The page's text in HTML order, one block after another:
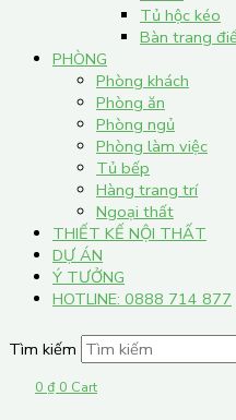
Tủ hộc kéo
Bàn trang
PHÒNG
Phòng khách
Phòng ăn
Phòng ngủ
Phòng làm việc
Tủ bếp
Hàng trang trí
Ngoại thất
THIẾT KẾ NỘI THẤT
DỰ ÁN
Ý TƯỞNG
HOTLINE: 0888 714 877
Tìm kiếm
0 ₫ 0 Cart